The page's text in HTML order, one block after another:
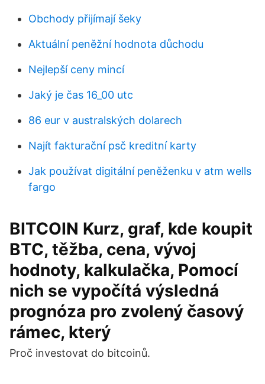
Obchody přijímají šeky
Aktuální peněžní hodnota důchodu
Nejlepší ceny mincí
Jaký je čas 16_00 utc
86 eur v australských dolarech
Najít fakturační psč kreditní karty
Jak používat digitální peněženku v atm wells
fargo
BITCOIN Kurz, graf, kde koupit
BTC, těžba, cena, vývoj
hodnoty, kalkulačka, Pomocí
nich se vypočítá výsledná
prognóza pro zvolený časový
rámec, který
Proč investovat do bitcoinů.